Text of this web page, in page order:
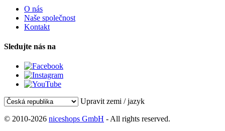
O nás
Naše společnost
Kontakt
Sledujte nás na
Upravit zemi / jazyk
© 2010-2026 niceshops GmbH - All rights reserved.